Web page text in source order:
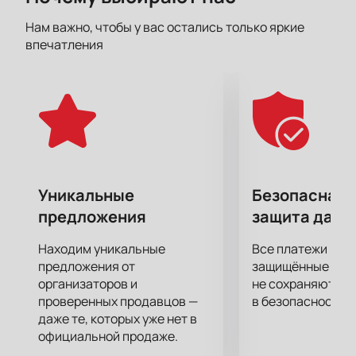
Свои первые шаги на пути у популярности Василий
«Психолирик». Спустя два года эта команда была
преобразована в «Касту». Но по-настоящему
знаменитым исполнитель почувствовал себя в 18
лет, когда написал и исполнил во время
спорта свою знаменитую песню «Моя игра». А
позже гастроли и концерты по побережью Чёрного
моря и в Краснодарском крае.
Поворотным в карьере исполнителя можно назвать
2002 год, когда он знакомится с Богданом
Титомиром и вместе с товарищами попадает в
творческое объединение «Gazgolder».
Нам важно, чтобы у вас остались только яркие
впечатления
Уникальные
предложения
Находим уникальные
предложения от
организаторов и
проверенных продавцов —
даже те, которых уже нет в
официальной продаже.
Безопасная
защита
Все платежи
защищённые
не сохраняются
в безопасности.